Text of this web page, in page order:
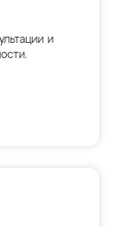
и